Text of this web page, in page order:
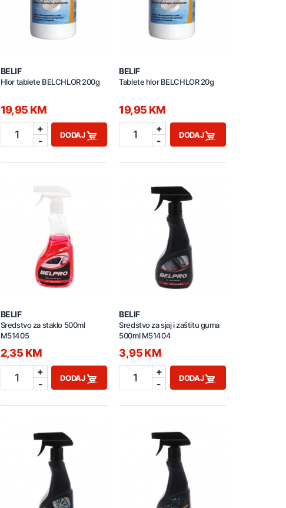
BELIF
Hlor tablete BELCHLOR 200g
19,95 KM
1
+
-
DODAJ
BELIF
Tablete hlor BELCHLOR 20g
19,95 KM
1
+
-
DODAJ
BELIF
Sredstvo za staklo 500ml
M51405
2,35 KM
1
+
-
DODAJ
BELIF
Sredstvo za sjaj i zaštitu guma
500ml M51404
3,95 KM
1
+
-
DODAJ